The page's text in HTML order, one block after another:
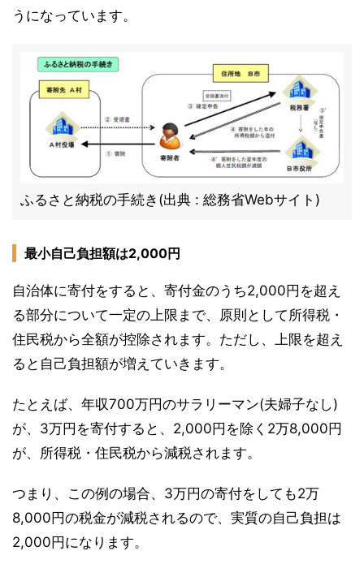
うになっています。
ふるさと納税の手続き(出典 : 総務省Webサイト)
最小自己負担額は2,000円
自治体に寄付をすると、寄付金のうち2,000円を超え
る部分について一定の上限まで、原則として所得税・
住民税から全額が控除されます。ただし、上限を超え
ると自己負担額が増えていきます。
たとえば、年収700万円のサラリーマン(夫婦子なし)
が、3万円を寄付すると、2,000円を除く2万8,000円
が、所得税・住民税から減税されます。
つまり、この例の場合、3万円の寄付をしても2万
8,000円の税金が減税されるので、実質の自己負担は
2,000円になります。